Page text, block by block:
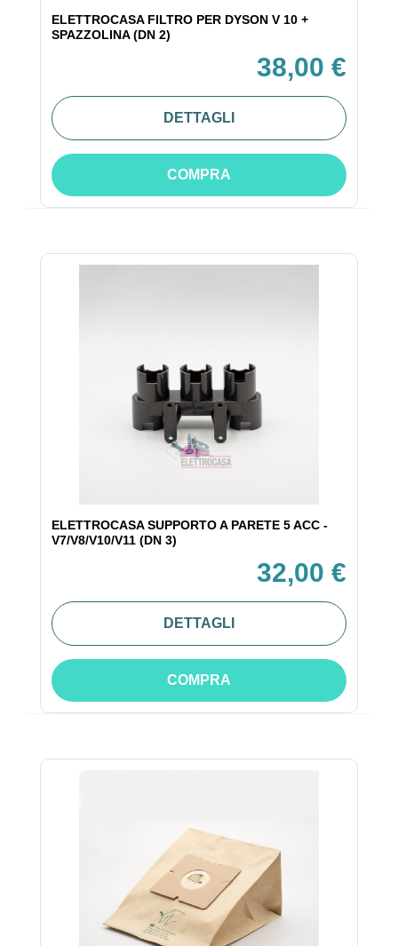
ELETTROCASA FILTRO PER DYSON V 10 +
SPAZZOLINA (DN 2)
38,00 €
DETTAGLI
COMPRA
ELETTROCASA SUPPORTO A PARETE 5 ACC -
V7/V8/V10/V11 (DN 3)
32,00 €
DETTAGLI
COMPRA